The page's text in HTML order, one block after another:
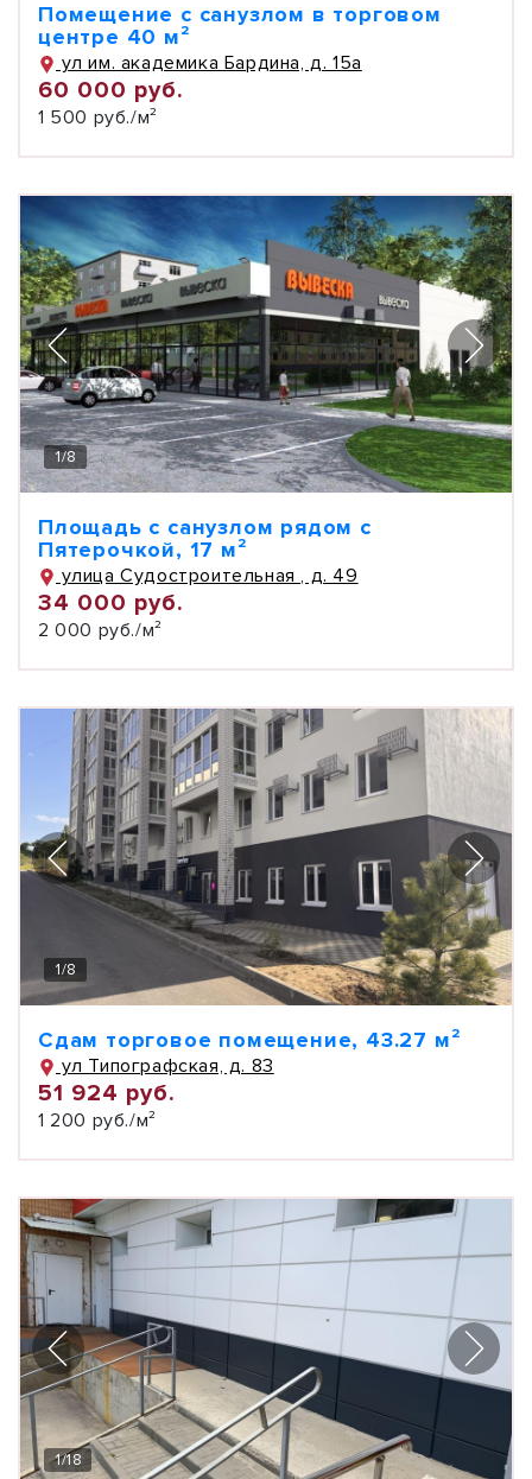
Помещение с санузлом в торговом
центре 40 м²
ул им. академика Бардина, д. 15а
60 000 руб.
1 500 руб./м²
1/8
Площадь с санузлом рядом с
Пятерочкой, 17 м²
улица Судостроительная , д. 49
34 000 руб.
2 000 руб./м²
1/8
Сдам торговое помещение, 43.27 м²
ул Типографская, д. 83
51 924 руб.
1 200 руб./м²
1/18